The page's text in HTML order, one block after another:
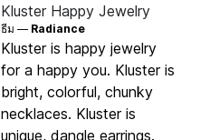
Kluster Happy Jewelry
ธีม — Radiance
Kluster is happy jewelry
for a happy you. Kluster is
bright, colorful, chunky
necklaces. Kluster is
unique, dangle earrings.